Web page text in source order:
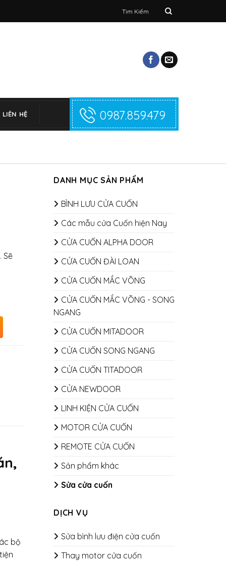
kiếm:
LIÊN HỆ 0987.859.479
DANH MỤC SẢN PHẨM
BÌNH LƯU CỬA CUỐN
Các mẫu cửa Cuốn hiện Nay
CỬA CUỐN ALPHA DOOR
CỬA CUỐN ĐÀI LOAN
CỬA CUỐN MẮC VÕNG
CỬA CUỐN MẮC VÕNG - SONG
NGANG
CỬA CUỐN MITADOOR
CỬA CUỐN SONG NGANG
CỬA CUỐN TITADOOR
CỬA NEWDOOR
LINH KIỆN CỬA CUỐN
MOTOR CỬA CUỐN
REMOTE CỬA CUỐN
Sản phẩm khác
Sửa cửa cuốn
DỊCH VỤ
Sửa bình lưu điện cửa cuốn
Thay motor cửa cuốn
Sẽ
bộ